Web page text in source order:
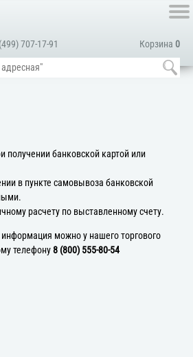
Корзина 0
707-17-91
получении банковской картой или
в пункте самовывоза банковской
расчету по выставленному счету.
можно у нашего торгового
телефону8 (800) 555-80-54